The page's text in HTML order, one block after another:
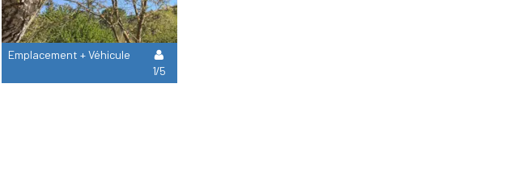
Emplacement + Véhicule
1/5